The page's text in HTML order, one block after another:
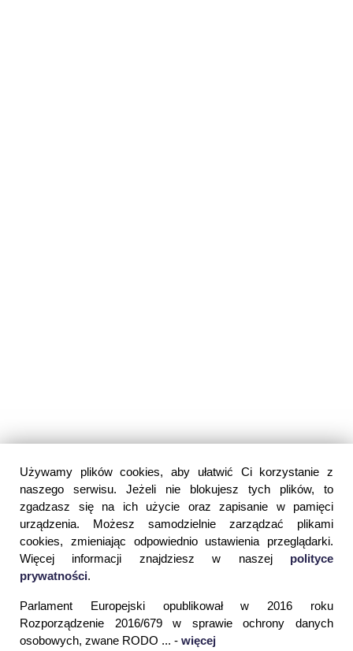
Używamy plików cookies, aby ułatwić Ci korzystanie z
naszego serwisu. Jeżeli nie blokujesz tych plików, to
zgadzasz się na ich użycie oraz zapisanie w pamięci
urządzenia. Możesz samodzielnie zarządzać plikami
cookies, zmieniając odpowiednio ustawienia przeglądarki.
Więcej informacji znajdziesz w naszej polityce
prywatności.
Parlament Europejski opublikował w 2016 roku
Rozporządzenie 2016/679 w sprawie ochrony danych
osobowych, zwane RODO ... - więcej